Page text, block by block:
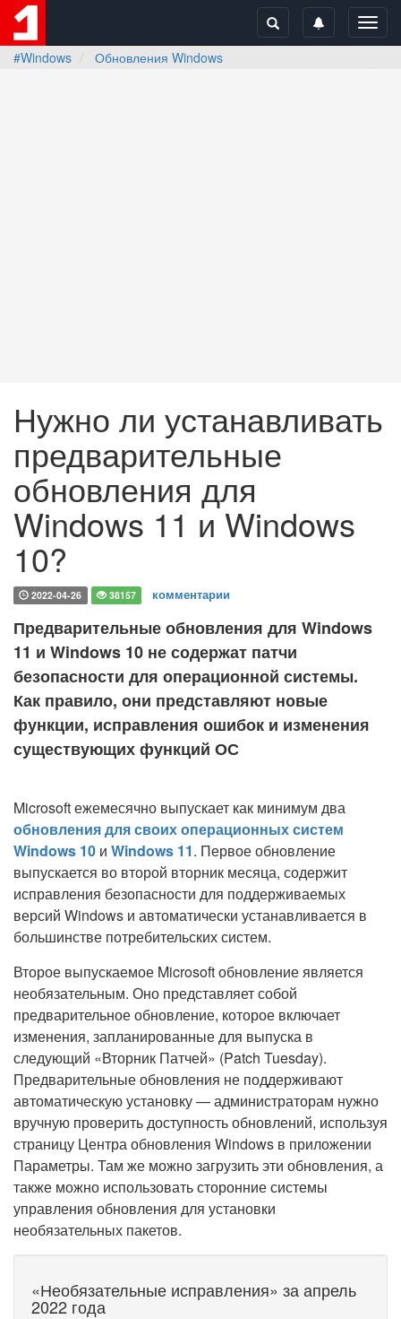
#Windows
Обновления Windows
Нужно ли устанавливать
предварительные
обновления для
Windows 11 и Windows
10?
2022-04-26 38157 комментарии
Предварительные обновления для Windows
11 и Windows 10 не содержат патчи
безопасности для операционной системы.
Как правило, они представляют новые
функции, исправления ошибок и изменения
существующих функций ОС
Microsoft ежемесячно выпускает как минимум два
обновления для своих операционных систем
Windows 10 и Windows 11. Первое обновление
выпускается во второй вторник месяца, содержит
исправления безопасности для поддерживаемых
версий Windows и автоматически устанавливается в
большинстве потребительских систем.
Второе выпускаемое Microsoft обновление является
необязательным. Оно представляет собой
предварительное обновление, которое включает
изменения, запланированные для выпуска в
следующий «Вторник Патчей» (Patch Tuesday).
Предварительные обновления не поддерживают
автоматическую установку — администраторам нужно
вручную проверить доступность обновлений, используя
страницу Центра обновления Windows в приложении
Параметры. Там же можно загрузить эти обновления, а
также можно использовать сторонние системы
управления обновления для установки
необязательных пакетов.
«Необязательные исправления» за апрель
2022 года